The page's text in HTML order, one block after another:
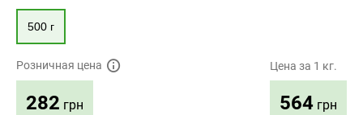
500 г
Розничная цена
282 грн
Цена за 1 кг.
564 грн